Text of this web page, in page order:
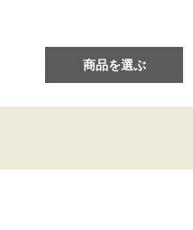
商品を選ぶ